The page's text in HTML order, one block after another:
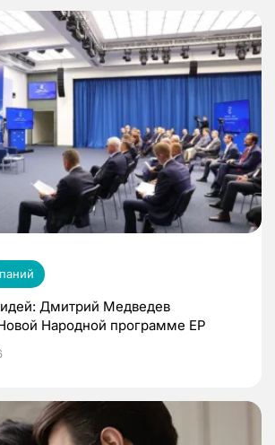
Дмитрий Медведев
Народной программе ЕР